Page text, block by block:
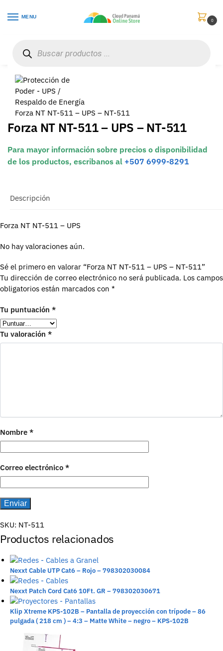
MENU
0
Forza NT NT-511 – UPS – NT-511
Forza NT NT-511 – UPS – NT-511
Para mayor información sobre precios o disponibilidad
de los productos, escribanos al +507 6999-8291
Descripción
Forza NT NT-511 – UPS
No hay valoraciones aún.
Sé el primero en valorar “Forza NT NT-511 – UPS – NT-511”
Tu dirección de correo electrónico no será publicada. Los campos
obligatorios están marcados con *
Tu puntuación *
Tu valoración *
Nombre *
Correo electrónico *
SKU: NT-511
Productos relacionados
Nexxt Cable UTP Cat6 – Rojo – 798302030084
Nexxt Patch Cord Cat6 10Ft. GR – 798302030671
Klip Xtreme KPS-102B – Pantalla de proyección con trípode – 86
pulgada ( 218 cm ) – 4:3 – Matte White – negro – KPS-102B